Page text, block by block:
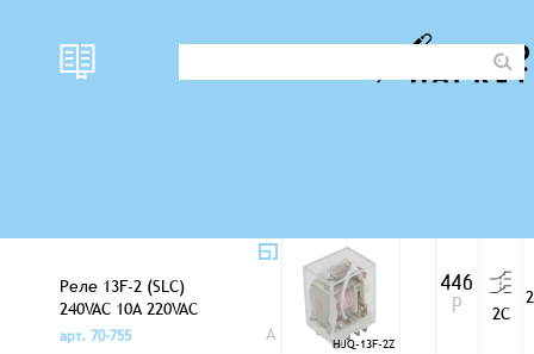
Реле 13F-2 (SLC)
240VAC 10A 220VAC
арт. 70-755
A HJQ-13F-2Z
446
Р
2C